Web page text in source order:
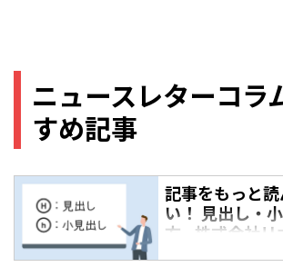
ニュースレターコラ
すめ記事
記事をもっと
い！ 見出し・
方 - 株式会社リ
（